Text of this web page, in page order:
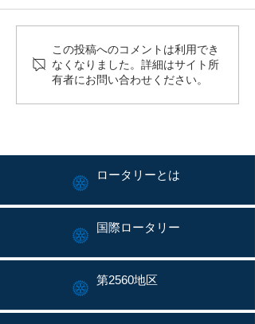
平野年度：週報no.3を
発行しました。
この投稿へのコメントは利用でき
なくなりました。詳細はサイト所
有者にお問い合わせください。
ロータリーとは
国際ロータリー
第2560地区